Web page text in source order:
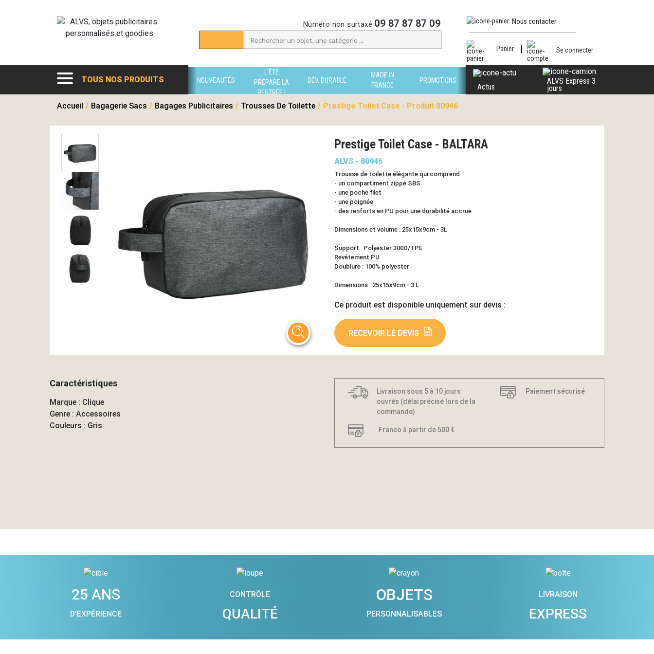
Numéro non surtaxé 09 87 87 87 09 Nous contacter
Panier Se connecter
TOUS NOS PRODUITS NOUVEAUTÉS
L'ÉTÉ
PRÉPARE LA
RENTRÉE !
DÉV. DURABLE
MADE IN
FRANCE
PROMOTIONS
Actus
ALVS Express 3
jours
Accueil / Bagagerie Sacs / Bagages Publicitaires / Trousses De Toilette / Prestige Toilet Case - Produit 80946
Prestige Toilet Case - BALTARA
ALVS - 80946
Trousse de toilette élégante qui comprend :
- un compartiment zippé SBS
- une poche filet
- une poignée
- des renforts en PU pour une durabilité accrue
Dimensions et volume : 25x15x9cm - 3L
Support : Polyester 300D/TPE
Revêtement PU
Doublure : 100% polyester
Dimensions : 25x15x9cm - 3 L
Ce produit est disponible uniquement sur devis :
RECEVOIR LE DEVIS
Caractéristiques
Marque : Clique
Genre : Accessoires
Couleurs : Gris
Livraison sous 5 à 10 jours
ouvrés (délai précisé lors de la
commande)
Paiement sécurisé
Franco à partir de 500 €
25 ANS
D'EXPÉRIENCE
CONTRÔLE
QUALITÉ
OBJETS
PERSONNALISABLES
LIVRAISON
EXPRESS